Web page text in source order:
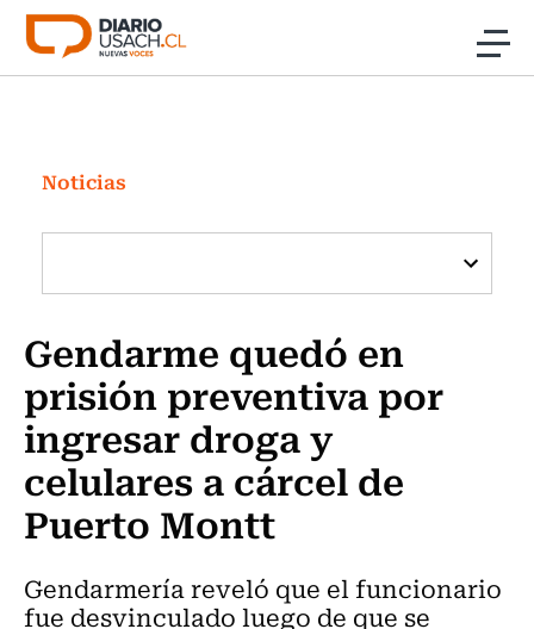
Click acá para ir directamente al contenido
Investigación
Cultura
Programas Radio y TV Usach
Noticias
Gendarme quedó en
prisión preventiva por
ingresar droga y
celulares a cárcel de
Puerto Montt
Gendarmería reveló que el funcionario
fue desvinculado luego de que se